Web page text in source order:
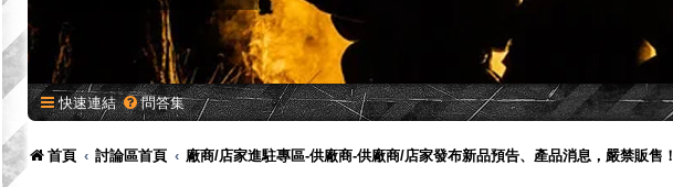
快速連結 問答集
首頁 討論區首頁 廠商/店家進駐專區-供廠商-供廠商/店家發布新品預告、產品消息，嚴禁販售！